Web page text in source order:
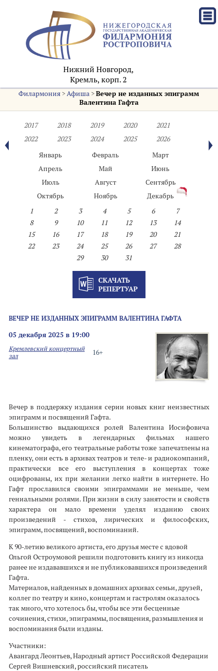
Нижний Новгород,
Кремль, корп. 2
Филармония >Афиша >Вечер не изданных эпиграмм
Валентина Гафта
2017 2018 2019 2020
2021
2022
2023 2024 2025
2026
Январь
Февраль
Март
Апрель
Май
Июнь
Июль
Август
Сентябрь
Октябрь
Ноябрь
Декабрь
1
2 3 4 5 6
7
8
9 10 11 12 13
14
15
16 17 18 19 20
21
22
23 24 25 26 27
28
29
30 31
СКАЧАТЬ
РЕПЕРТУАР
ВЕЧЕР НЕ ИЗДАННЫХ ЭПИГРАММ ВАЛЕНТИНА ГАФТА
05 декабря 2025 в 19:00
16+
Кремлевский концертный
зал
Вечер в поддержку издания серии новых книг неизвестных
эпиграмм и посвящений Гафта.
Большинство выдающихся ролей Валентина Иосифовича
можно увидеть в легендарных фильмах нашего
кинематографа, его театральные работы тоже запечатлены на
пленку, они есть в архивах театров и теле- и радиокомпаний,
практически все его выступления в концертах тоже
оцифрованы, их при желании легко найти в интернете. Но
Гафт прославился своими эпиграммами не меньше, чем
гениальными ролями. При жизни в силу занятости и свойств
характера он мало времени уделял изданию своих
произведений - стихов, лирических и философских,
эпиграмм, посвящений, воспоминаний.
К 90-летию великого артиста, его друзья месте с вдовой
Ольгой Остроумовой решили подготовить книгу из никогда
ранее не издававшихся и не публиковавшихся произведений
Гафта.
Материалов, найденных в домашних архивах семьи, друзей,
коллег по театру и кино, концертам и гастролям оказалось
так много, что хотелось бы, чтобы все эти бесценные
сочинения, стихи, эпиграммы, посвящения, размышления и
воспоминания были изданы.
Участники:
Авангард Леонтьев, Народный артист Российской Федерации
Сергей Вишневский, российский писатель